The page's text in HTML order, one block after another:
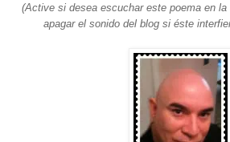
(Active si desea escuchar este poema en
apagar el sonido del blog si éste